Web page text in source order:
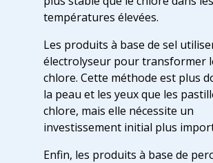
températures élevées.
Les produits à base de sel
électrolyseur pour transformer
chlore. Cette méthode est plus
la peau et les yeux que les
chlore, mais elle nécessite un
investissement initial plus
Enfin, les produits à base de